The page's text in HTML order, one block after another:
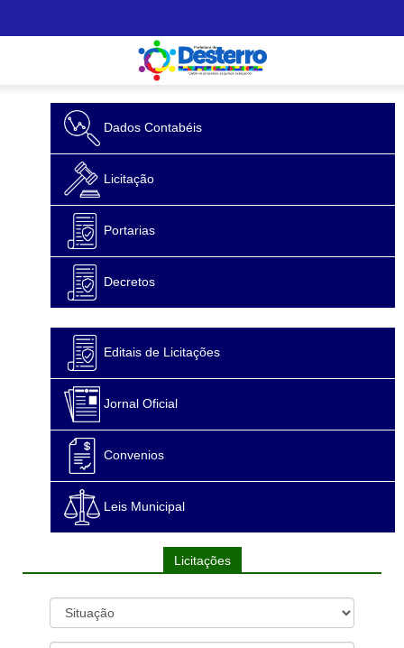
Dados Contabéis
Licitação
Portarias
Decretos
Editais de Licitações
Jornal Oficial
Convenios
Leis Municipal
Licitações